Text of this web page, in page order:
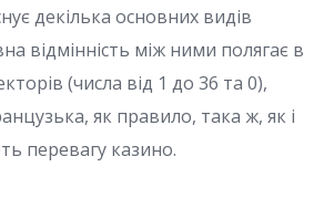
декілька основних видів
відмінність між ними полягає в
(числа від 1 до 36 та 0),
як правило, така ж, як і
перевагу казино.